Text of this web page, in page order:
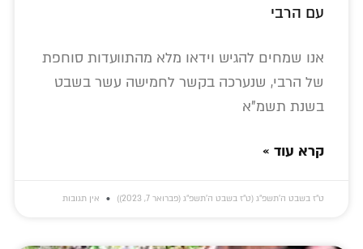
עם הרבי
אנו שמחים להגיש וידאו מלא מהתוועדות סוחפת
של הרבי, שנערכה בקשר לחמישה עשר בשבט
בשנת תשמ"א
קרא עוד »
ט״ז בשבט ה׳תשפ״ג (ט״ז בשבט ה׳תשפ״ג (פברואר 7, 2023)) אין תגובות